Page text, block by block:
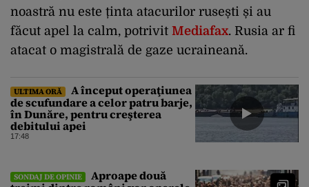
noastră nu este ținta atacurilor rusești și au
făcut apel la calm, potrivit Mediafax. Rusia ar fi
atacat o magistrală de gaze ucraineană.
ULTIMA ORĂ
A început operaţiunea
de scufundare a celor patru barje,
în Dunăre, pentru creşterea
debitului apei
17:48
SONDAJ DE OPINIE
Aproape două